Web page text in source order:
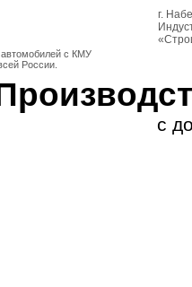
автомобилей с КМУ
России.
г.
с